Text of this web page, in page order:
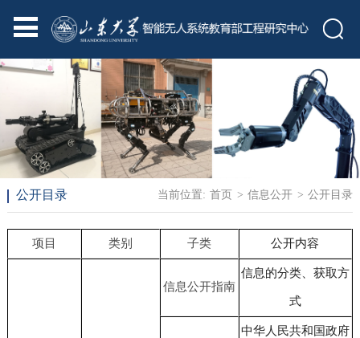
公开目录 当前位置:首页 >信息公开 >公开目录
项目 类别 子类 公开内容
信息公开指南
信息的分类、获取方
式
中华人民共和国政府